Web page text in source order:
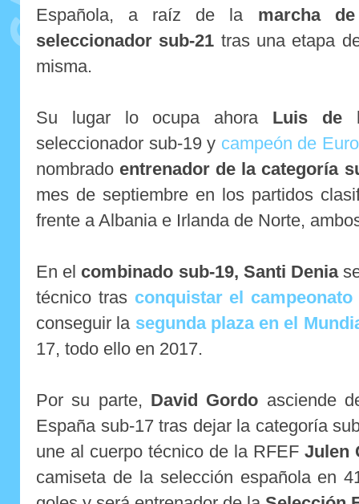
Española, a raíz de la marcha
seleccionador sub-21 tras una etapa
misma.
Su lugar lo ocupa ahora Luis de
seleccionador sub-19 y campeón de
nombrado entrenador de la categoría
mes de septiembre en los partidos
frente a Albania e Irlanda de Norte,
En el combinado sub-19, Santi Denia
técnico tras conquistar el
conseguir la segunda plaza en el
17, todo ello en 2017.
Por su parte, David Gordo asciende
España sub-17 tras dejar la categoría
une al cuerpo técnico de la RFEF Julen
camiseta de la selección española en